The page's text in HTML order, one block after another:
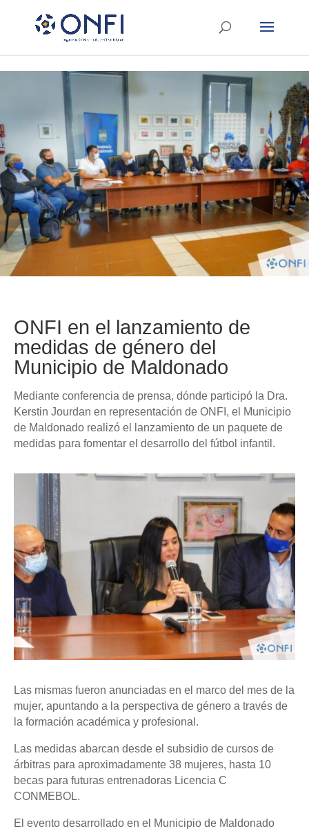
ONFI en el lanzamiento de
medidas de género del
Municipio de Maldonado
Mediante conferencia de prensa, dónde participó la Dra.
Kerstin Jourdan en representación de ONFI, el Municipio
de Maldonado realizó el lanzamiento de un paquete de
medidas para fomentar el desarrollo del fútbol infantil.
Las mismas fueron anunciadas en el marco del mes de la
mujer, apuntando a la perspectiva de género a través de
la formación académica y profesional.
Las medidas abarcan desde el subsidio de cursos de
árbitras para aproximadamente 38 mujeres, hasta 10
becas para futuras entrenadoras Licencia C
CONMEBOL.
El evento desarrollado en el Municipio de Maldonado